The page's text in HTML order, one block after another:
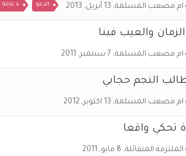
ام مصعب المسلمة, 13 أبريل, 2013 الدعو ة عامة
والعيب فينا
ام مصعب المسلمة, 7 سبتمبر, 2011
طالب النجم حجابي
ام مصعب المسلمة, 13 اكتوبر, 2012
تحكي واقعا
الملتزمة المتفائلة, 8 مايو, 2011